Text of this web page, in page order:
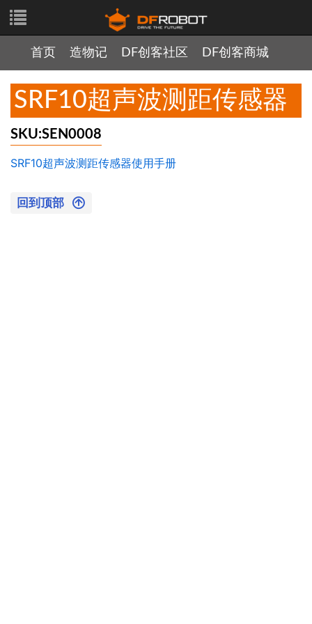
首页 造物记 DF创客社区 DF创客商城
SRF10超声波测距传感器
SKU:SEN0008
SRF10超声波测距传感器使用手册
回到顶部